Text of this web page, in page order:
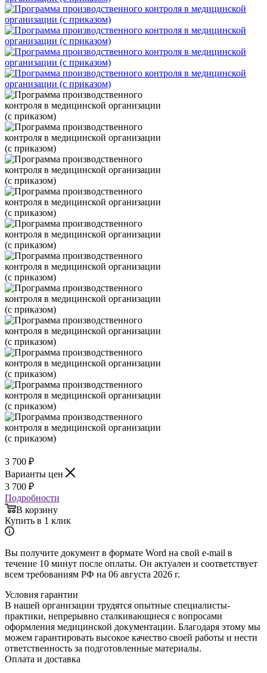
3 700 ₽
Варианты цен
3 700 ₽
Подробности
В корзину
Купить в 1 клик
Вы получите документ в формате Word на свой e-mail в
течение 10 минут после оплаты. Он актуален и соответствует
всем требованиям РФ на 06 августа 2026 г.
Условия гарантии
В нашей организации трудятся опытные специалисты-
практики, непрерывно сталкивающиеся с вопросами
оформления медицинской документации. Благодаря этому мы
можем гарантировать высокое качество своей работы и нести
ответственность за подготовленные материалы.
Оплата и доставка